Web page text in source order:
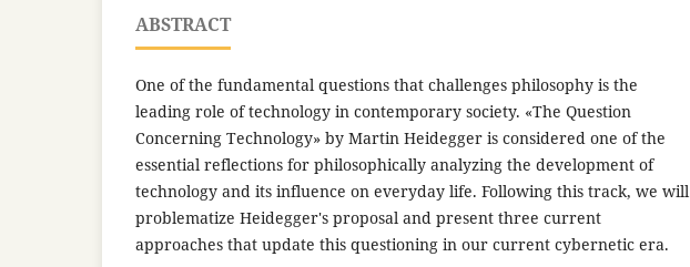
ABSTRACT
One of the fundamental questions that challenges philosophy is the
leading role of technology in contemporary society. «The Question
Concerning Technology» by Martin Heidegger is considered one of the
essential reflections for philosophically analyzing the development of
technology and its influence on everyday life. Following this track, we will
problematize Heidegger's proposal and present three current
approaches that update this questioning in our current cybernetic era.